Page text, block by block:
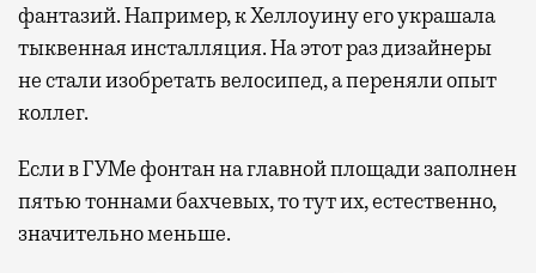
фантазий. Например, к Хеллоуину его украшала
тыквенная инсталляция. На этот раз дизайнеры
не стали изобретать велосипед, а переняли опыт
коллег.
Если в ГУМе фонтан на главной площади заполнен
пятью тоннами бахчевых, то тут их, естественно,
значительно меньше.